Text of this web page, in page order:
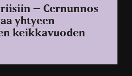
– Cernunnos
yhtyeen
keikkavuoden